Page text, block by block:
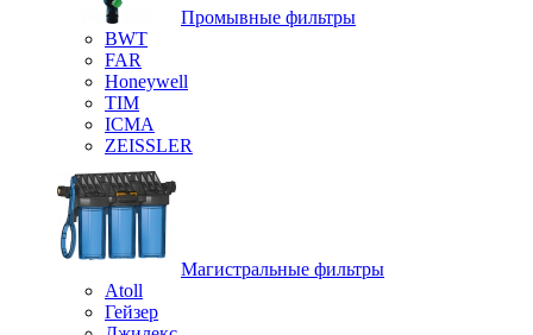
Промывные фильтры
BWT
FAR
Honeywell
TIM
ICMA
ZEISSLER
Магистральные фильтры
Atoll
Гейзер